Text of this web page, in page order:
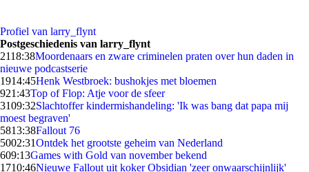
Profiel van larry_flynt
Postgeschiedenis van larry_flynt
2118:38Moordenaars en zware criminelen praten over hun daden in
nieuwe podcastserie
1914:45Henk Westbroek: bushokjes met bloemen
921:43Top of Flop: Atje voor de sfeer
3109:32Slachtoffer kindermishandeling: 'Ik was bang dat papa mij
moest begraven'
5813:38Fallout 76
5002:31Ontdek het grootste geheim van Nederland
609:13Games with Gold van november bekend
1710:46Nieuwe Fallout uit koker Obsidian 'zeer onwaarschijnlijk'